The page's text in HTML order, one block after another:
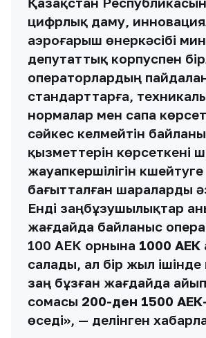
цифрлық даму,
аэроғарыш өнеркәсібі
депутаттық корпуспен
операторлардың
стандарттарға,
нормалар мен сапа
сәйкес келмейтін
қызметтерін көрсеткені
жауапкершілігін күшейтуге
бағытталған шараларды
Енді заңбұзушылықтар
жағдайда байланыс
100 АЕК орнына 1000 АЕК
салады, ал бір жыл ішінде
заң бұзған жағдайда
сомасы 200-ден 1500
өседі», — делінген